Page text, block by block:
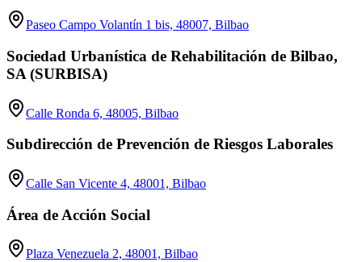
Paseo Campo Volantín 1 bis, 48007, Bilbao
Sociedad Urbanística de Rehabilitación de Bilbao,
SA (SURBISA)
Calle Ronda 6, 48005, Bilbao
Subdirección de Prevención de Riesgos Laborales
Calle San Vicente 4, 48001, Bilbao
Área de Acción Social
Plaza Venezuela 2, 48001, Bilbao